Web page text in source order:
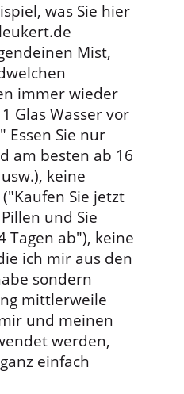
was Sie hier
Mist,
immer wieder
Glas Wasser vor
Essen Sie nur
am besten ab 16
keine
Sie jetzt
und Sie
Tagen ab"), keine
ich mir aus den
sondern
mittlerweile
und meinen
werden,
einfach